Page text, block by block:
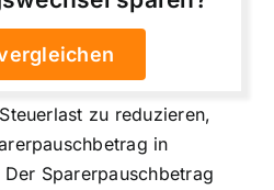
zu reduzieren,
in
Sparerpauschbetrag